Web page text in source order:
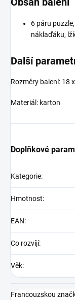
6 páru
náklaďáku,
Další
Rozměry balení: 18
Materiál: karton
Doplňkové
Kategorie:
Hmotnost:
EAN:
Co rozvíjí:
Věk:
Francouzskou